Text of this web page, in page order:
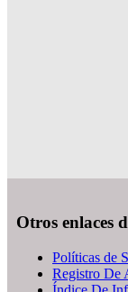
Otros enlaces
Políticas de
Registro De